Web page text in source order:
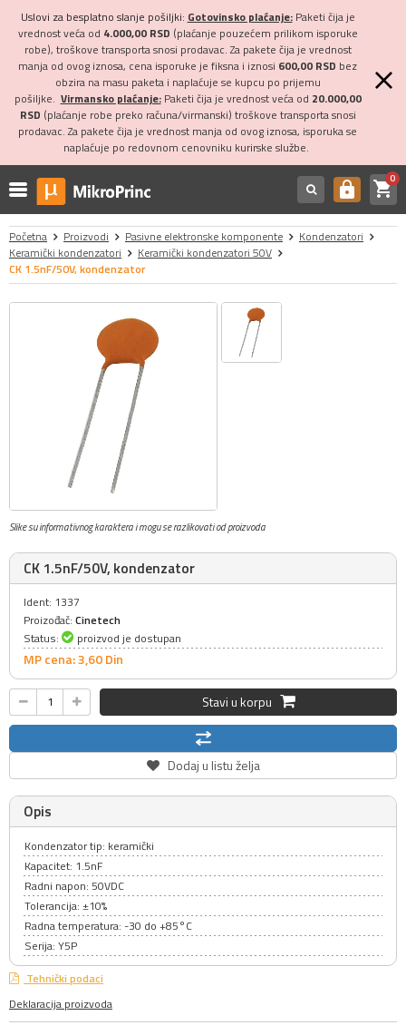
Uslovi za besplatno slanje pošiljki: Gotovinsko plaćanje:Paketi čija je
vrednost veća od 4.000,00 RSD (plaćanje pouzećem prilikom isporuke
robe), troškove transporta snosi prodavac. Za pakete čija je vrednost
manja od ovog iznosa, cena isporuke je fiksna i iznosi 600,00 RSD bez
obzira na masu paketa i naplaćuje se kupcu po prijemu
pošiljke. Virmansko plaćanje:Paketi čija je vrednost veća od 20.000,00
RSD (plaćanje robe preko računa/virmanski) troškove transporta snosi
prodavac. Za pakete čija je vrednost manja od ovog iznosa, isporuka se
naplaćuje po redovnom cenovniku kurirske službe.
https shopping_cart0
Početna Proizvodi Pasivne elektronske komponente
Kondenzatori
Keramički kondenzatori
Keramički kondenzatori 50V
CK 1.5nF/50V, kondenzator
Slike su informativnog karaktera i mogu se razlikovati od proizvoda
CK 1.5nF/50V, kondenzator
Ident: 1337
Proizođač: Cinetech
Status:
proizvod je dostupan
MP cena: 3,60Din
Stavi u korpu
Dodaj u listu želja
Opis
Kondenzator tip: keramički
Kapacitet: 1.5nF
Radni napon: 50VDC
Tolerancija: ±10%
Radna temperatura: -30 do +85°C
Serija: Y5P
Tehnički podaci
Deklaracija proizvoda